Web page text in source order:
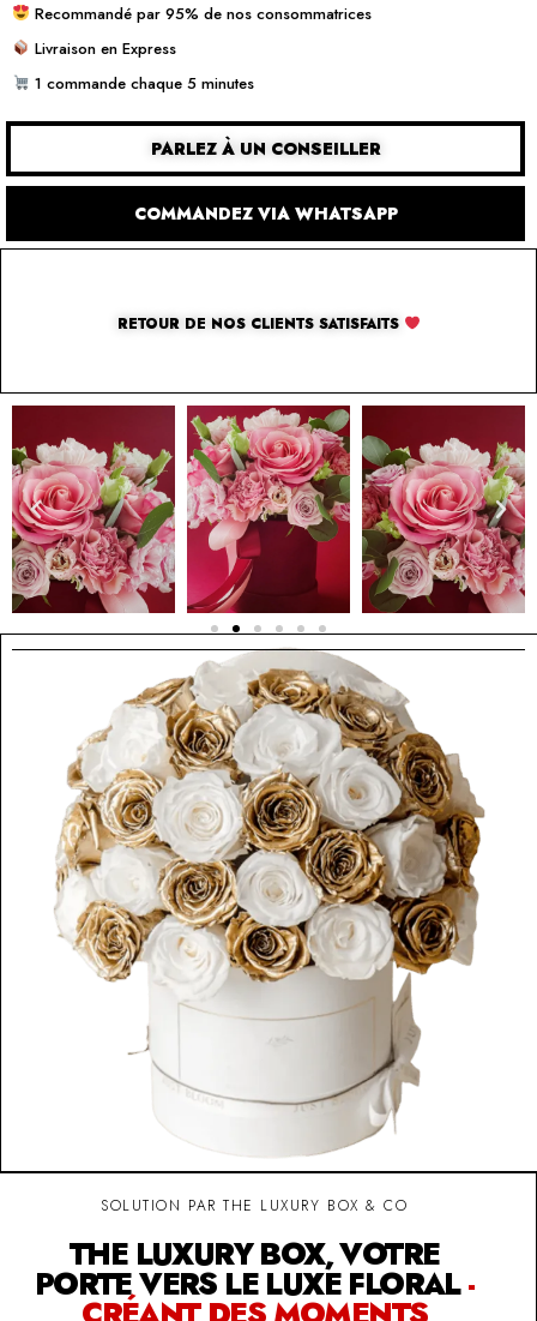
Recommandé par 95% de nos consommatrices
Livraison en Express
1 commande chaque 5 minutes
PARLEZ À UN CONSEILLER
COMMANDEZ VIA WHATSAPP
RETOUR DE NOS CLIENTS SATISFAITS
SOLUTION PAR THE LUXURY BOX & CO
THE LUXURY BOX, VOTRE
PORTE VERS LE LUXE FLORAL-